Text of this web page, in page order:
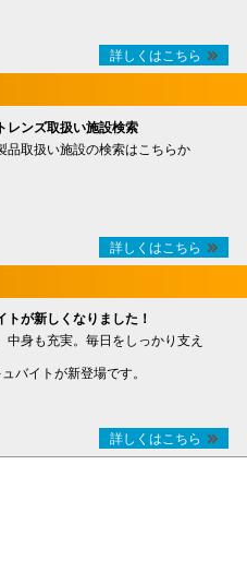
詳しくはこちら
レンズ取扱い施設検索
品取扱い施設の検索はこちらか
詳しくはこちら
トが新しくなりました！
中身も充実。毎日をしっかり支え
バイトが新登場です。
詳しくはこちら